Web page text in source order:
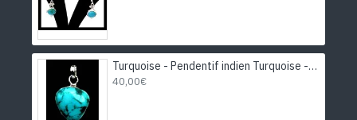
Turquoise - Pendentif indien Turquoise - Bijoux Inde
40,00€